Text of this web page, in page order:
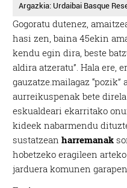
Argazkia: Urdaibai Basque
Gogoratu dutenez,
hasi zen, baina 45ekin
kendu egin dira, beste
aldira atzeratu”. Hala ere,
gauzatze.mailagaz “pozik”
aurreikuspenak bete
eskualdeari ekarritako
kideek nabarmendu
sustatzeanharremanak
hobetzeko eragileen
jarduera komunen